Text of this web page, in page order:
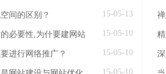
间的区别？ 15-05-13
必要性,为什要建网站 15-05-10
进行网络推广？ 15-05-10
15-05-10